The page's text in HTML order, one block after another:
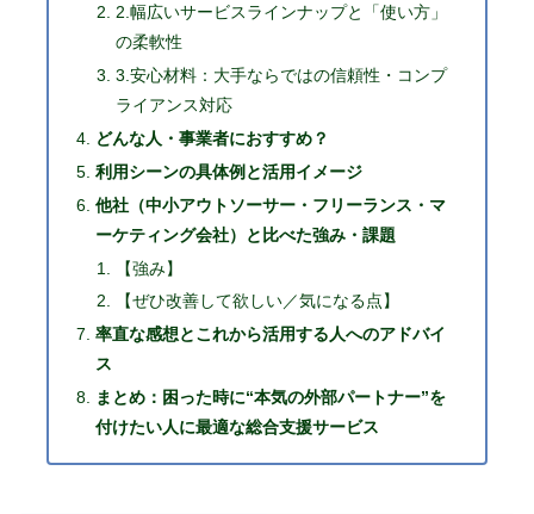
2.幅広いサービスラインナップと「使い方」
の柔軟性
3.安心材料：大手ならではの信頼性・コンプ
ライアンス対応
どんな人・事業者におすすめ？
利用シーンの具体例と活用イメージ
他社（中小アウトソーサー・フリーランス・マ
ーケティング会社）と比べた強み・課題
【強み】
【ぜひ改善して欲しい／気になる点】
率直な感想とこれから活用する人へのアドバイ
ス
まとめ：困った時に“本気の外部パートナー”を
付けたい人に最適な総合支援サービス